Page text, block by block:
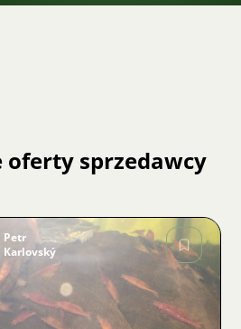
oferty sprzedawcy
Zdjęcie
Petr
Karlovský